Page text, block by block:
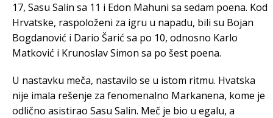
17, Sasu Salin sa 11 i Edon Mahuni sa sedam poena. Kod
Hrvatske, raspoloženi za igru u napadu, bili su Bojan
Bogdanović i Dario Šarić sa po 10, odnosno Karlo
Matković i Krunoslav Simon sa po šest poena.
U nastavku meča, nastavilo se u istom ritmu. Hvatska
nije imala rešenje za fenomenalno Markanena, kome je
odlično asistirao Sasu Salin. Meč je bio u egalu, a